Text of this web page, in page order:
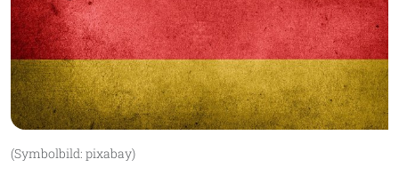
(Symbolbild: pixabay)